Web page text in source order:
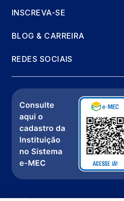
INSCREVA-SE
BLOG & CARREIRA
REDES SOCIAIS